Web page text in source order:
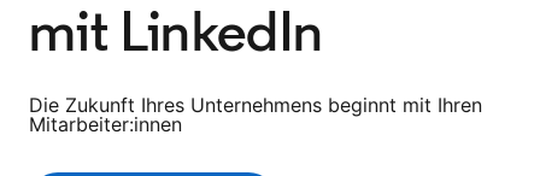
mit LinkedIn
Die Zukunft Ihres Unternehmens beginnt mit Ihren
Mitarbeiter:innen